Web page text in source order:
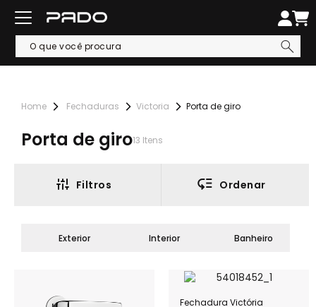
Fechaduras Victoria Porta de giro
Porta de giro13 Itens
Filtros Ordenar
Exterior Interior Banheiro
Fechadura Victória